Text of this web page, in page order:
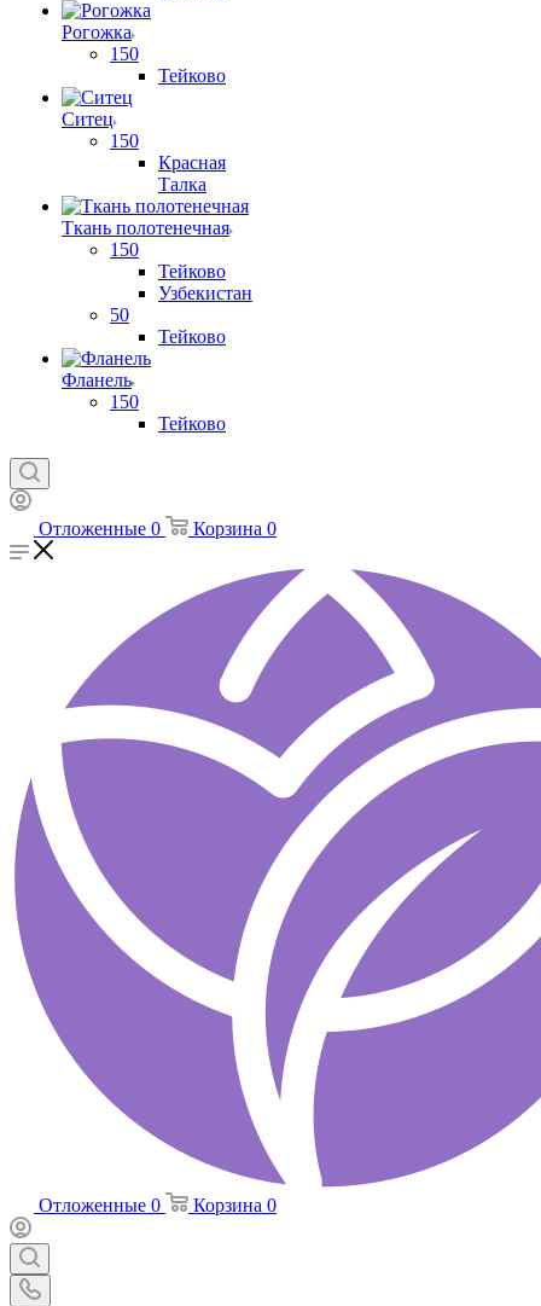
Рогожка
150
Тейково
Ситец
150
Красная
Талка
Ткань полотенечная
150
Тейково
Узбекистан
50
Тейково
Фланель
150
Тейково
Отложенные 0 Корзина 0
Отложенные 0 Корзина 0